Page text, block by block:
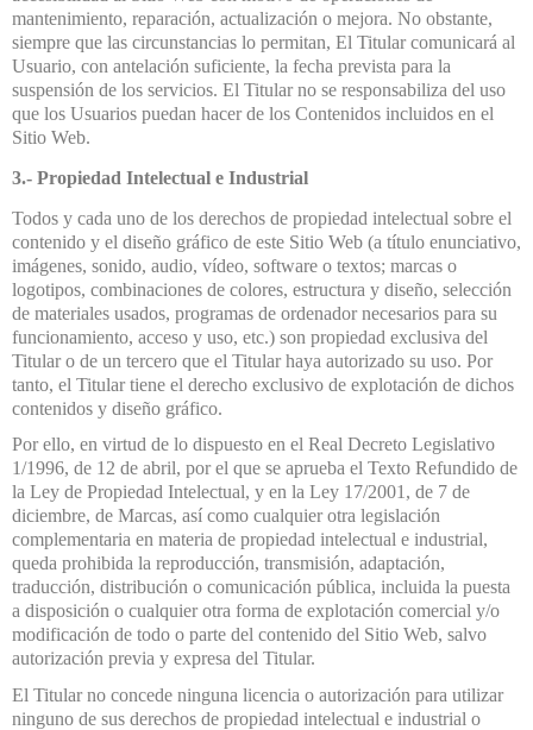
mantenimiento, reparación, actualización o mejora. No obstante,
siempre que las circunstancias lo permitan, El Titular comunicará al
Usuario, con antelación suficiente, la fecha prevista para la
suspensión de los servicios. El Titular no se responsabiliza del uso
que los Usuarios puedan hacer de los Contenidos incluidos en el
Sitio Web.
3.- Propiedad Intelectual e Industrial
Todos y cada uno de los derechos de propiedad intelectual sobre el
contenido y el diseño gráfico de este Sitio Web (a título enunciativo,
imágenes, sonido, audio, vídeo, software o textos; marcas o
logotipos, combinaciones de colores, estructura y diseño, selección
de materiales usados, programas de ordenador necesarios para su
funcionamiento, acceso y uso, etc.) son propiedad exclusiva del
Titular o de un tercero que el Titular haya autorizado su uso. Por
tanto, el Titular tiene el derecho exclusivo de explotación de dichos
contenidos y diseño gráfico.
Por ello, en virtud de lo dispuesto en el Real Decreto Legislativo
1/1996, de 12 de abril, por el que se aprueba el Texto Refundido de
la Ley de Propiedad Intelectual, y en la Ley 17/2001, de 7 de
diciembre, de Marcas, así como cualquier otra legislación
complementaria en materia de propiedad intelectual e industrial,
queda prohibida la reproducción, transmisión, adaptación,
traducción, distribución o comunicación pública, incluida la puesta
a disposición o cualquier otra forma de explotación comercial y/o
modificación de todo o parte del contenido del Sitio Web, salvo
autorización previa y expresa del Titular.
El Titular no concede ninguna licencia o autorización para utilizar
ninguno de sus derechos de propiedad intelectual e industrial o